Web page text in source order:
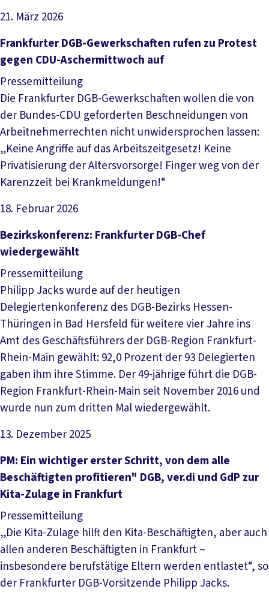
21. März 2026
Artikel lesen
Frankfurter DGB-Gewerkschaften rufen zu Protest
gegen CDU-Aschermittwoch auf
Pressemitteilung
Die Frankfurter DGB-Gewerkschaften wollen die von
der Bundes-CDU geforderten Beschneidungen von
Arbeitnehmerrechten nicht unwidersprochen lassen:
„Keine Angriffe auf das Arbeitszeitgesetz! Keine
Privatisierung der Altersvorsorge! Finger weg von der
Karenzzeit bei Krankmeldungen!“
18. Februar 2026
Artikel lesen
Bezirkskonferenz: Frankfurter DGB-Chef
wiedergewählt
Pressemitteilung
Philipp Jacks wurde auf der heutigen
Delegiertenkonferenz des DGB-Bezirks Hessen-
Thüringen in Bad Hersfeld für weitere vier Jahre ins
Amt des Geschäftsführers der DGB-Region Frankfurt-
Rhein-Main gewählt: 92,0 Prozent der 93 Delegierten
gaben ihm ihre Stimme. Der 49-jährige führt die DGB-
Region Frankfurt-Rhein-Main seit November 2016 und
wurde nun zum dritten Mal wiedergewählt.
13. Dezember 2025
Artikel lesen
PM: Ein wichtiger erster Schritt, von dem alle
Beschäftigten profitieren" DGB, ver.di und GdP zur
Kita-Zulage in Frankfurt
Pressemitteilung
„Die Kita-Zulage hilft den Kita-Beschäftigten, aber auch
allen anderen Beschäftigten in Frankfurt –
insbesondere berufstätige Eltern werden entlastet“, so
der Frankfurter DGB-Vorsitzende Philipp Jacks.